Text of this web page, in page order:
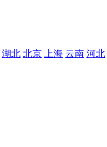
湖北 北京 上海 云南 河北